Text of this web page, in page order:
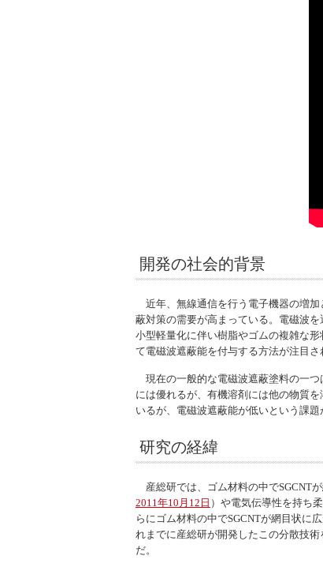
開発の社会的背景
近年、無線通信を行う電子機器の増加
蔽対策の需要が高まっている。電磁波
小型軽量化に伴い樹脂やゴムの複雑な
て電磁波遮蔽能を付与する方法が注目さ
現在の一般的な電磁波遮蔽塗料の一つ
には優れるが、有機溶剤には他の物質
いるが、電磁波遮蔽能が低いという課題
研究の経緯
産総研では、ゴム材料の中でSGCNT
2011年10月12日 ）や電気伝導性を持ち
らにゴム材料の中でSGCNTが網目状に
れまでに産総研が開発したこの分散技
だ。